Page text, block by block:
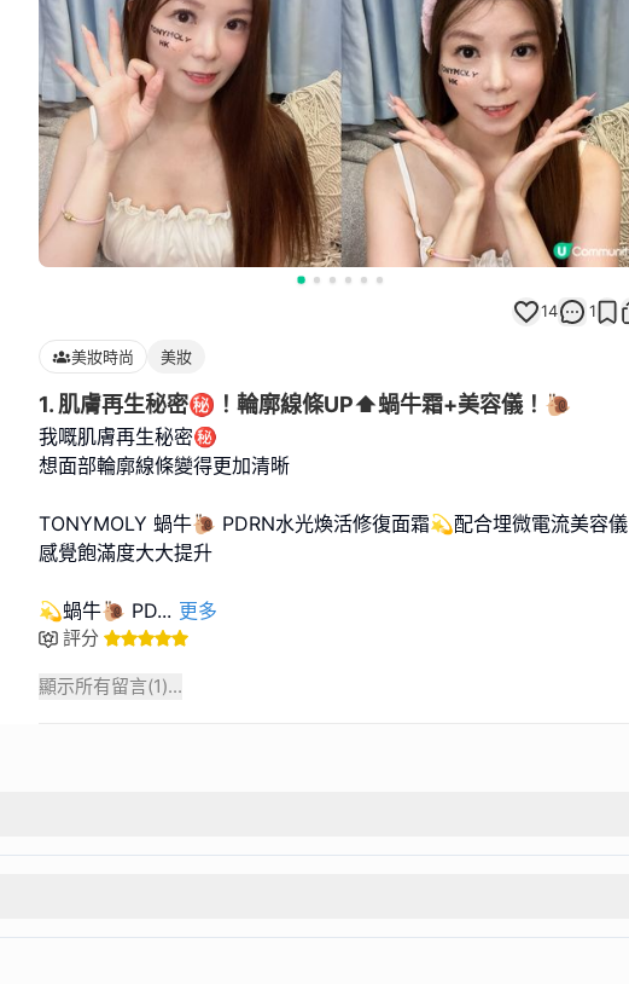
14 1
美妝時尚 美妝
1. 肌膚再生秘密㊙️！輪廓線條UP⬆️蝸牛霜+美容儀！🐌
我嘅肌膚再生秘密㊙️
想面部輪廓線條變得更加清晰
TONYMOLY 蝸牛🐌 PDRN水光煥活修復面霜💫配合埋微電流美容儀
感覺飽滿度大大提升
💫蝸牛🐌 PD... 更多
評分
顯示所有留言(1)...